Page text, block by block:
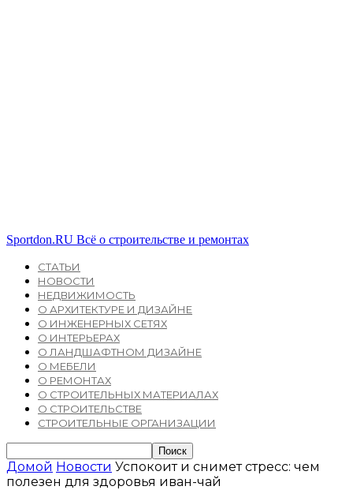
Sportdon.RU Всё о строительстве и ремонтах
СТАТЬИ
НОВОСТИ
НЕДВИЖИМОСТЬ
О АРХИТЕКТУРЕ И ДИЗАЙНЕ
О ИНЖЕНЕРНЫХ СЕТЯХ
О ИНТЕРЬЕРАХ
О ЛАНДШАФТНОМ ДИЗАЙНЕ
О МЕБЕЛИ
О РЕМОНТАХ
О СТРОИТЕЛЬНЫХ МАТЕРИАЛАХ
О СТРОИТЕЛЬСТВЕ
СТРОИТЕЛЬНЫЕ ОРГАНИЗАЦИИ
Домой Новости Успокоит и снимет стресс: чем
полезен для здоровья иван-чай